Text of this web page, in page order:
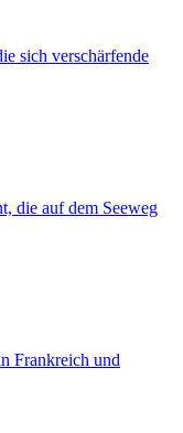
sich verschärfende
die auf dem Seeweg
Frankreich und